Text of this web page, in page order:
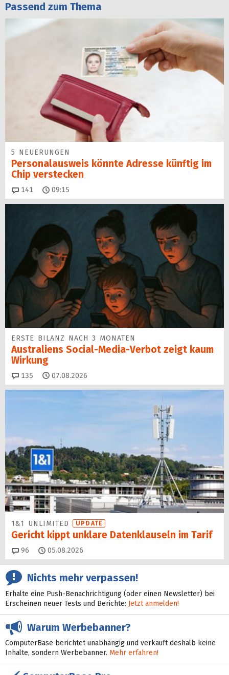
Passend zum Thema
5 NEUERUNGEN
Personalausweis könnte Adresse künftig im
Chip verstecken
141 Kommentare
09:15
ERSTE BILANZ NACH 3 MONATEN
Australiens Social-Media-Verbot zeigt kaum
Wirkung
135 Kommentare
07.08.2026
1&1 UNLIMITED UPDATE
Gericht kippt unklare Datenklauseln im Tarif
96 Kommentare
05.08.2026
Nichts mehr verpassen!
Erhalte eine Push-Benachrichtigung (oder einen Newsletter) bei
Erscheinen neuer Tests und Berichte: Jetzt anmelden!
Warum Werbebanner?
ComputerBase berichtet unabhängig und verkauft deshalb keine
Inhalte, sondern Werbebanner. Mehr erfahren!